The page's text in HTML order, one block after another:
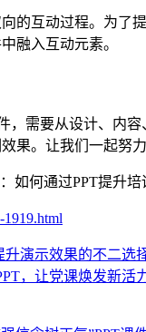
的互动过程。为了
融入互动元素。
，需要从设计、内
果。让我们一起努
如何通过PPT提升培
1919.html
升演示效果的不二选
，让党课焕发新活